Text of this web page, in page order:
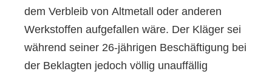
dem Verbleib von Altmetall oder anderen
Werkstoffen aufgefallen wäre. Der Kläger sei
während seiner 26-jährigen Beschäftigung bei
der Beklagten jedoch völlig unauffällig